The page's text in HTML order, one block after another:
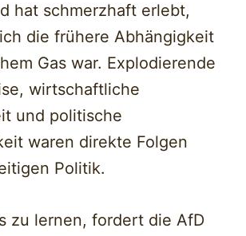
hat schmerzhaft erlebt,
die frühere Abhängigkeit
Gas war. Explodierende
wirtschaftliche
und politische
waren direkte Folgen
Politik.
zu lernen, fordert die AfD